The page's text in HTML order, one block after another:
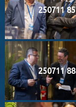
250711 85
250711 88